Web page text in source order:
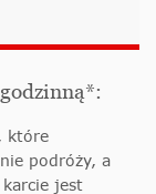
które
podróży, a
jest